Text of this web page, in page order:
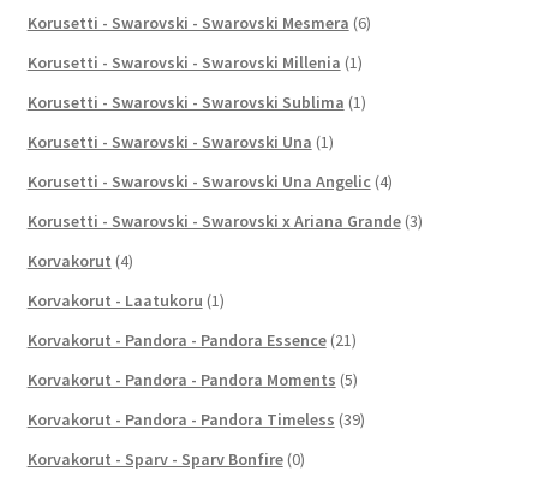
Korusetti - Swarovski - Swarovski Mesmera (6)
Korusetti - Swarovski - Swarovski Millenia (1)
Korusetti - Swarovski - Swarovski Sublima (1)
Korusetti - Swarovski - Swarovski Una (1)
Korusetti - Swarovski - Swarovski Una Angelic (4)
Korusetti - Swarovski - Swarovski x Ariana Grande (3)
Korvakorut (4)
Korvakorut - Laatukoru (1)
Korvakorut - Pandora - Pandora Essence (21)
Korvakorut - Pandora - Pandora Moments (5)
Korvakorut - Pandora - Pandora Timeless (39)
Korvakorut - Sparv - Sparv Bonfire (0)